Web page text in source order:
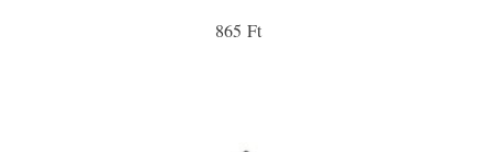
865 Ft